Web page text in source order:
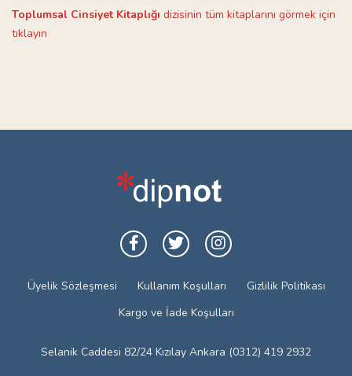
Toplumsal Cinsiyet Kitaplığı dizisinin tüm kitaplarını görmek için
tıklayın
Üyelik Sözleşmesi Kullanım Koşulları
Gizlilik Politikası
Kargo ve İade Koşulları
Selanik Caddesi 82/24 Kızılay Ankara (0312) 419 2932